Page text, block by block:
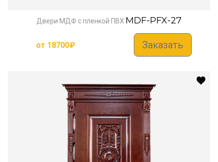
Двери МДФ с пленкой ПВХ MDF-PFX-27
от 18700₽ Заказать